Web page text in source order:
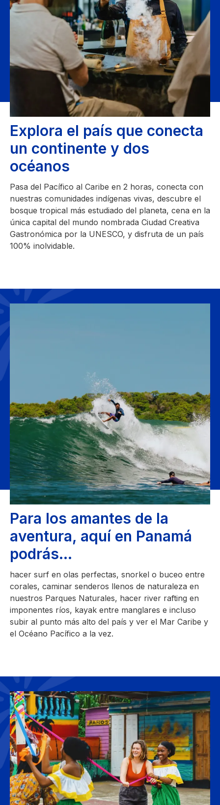
Explora el país que conecta
un continente y dos
océanos
Pasa del Pacífico al Caribe en 2 horas, conecta con
nuestras comunidades indígenas vivas, descubre el
bosque tropical más estudiado del planeta, cena en la
única capital del mundo nombrada Ciudad Creativa
Gastronómica por la UNESCO, y disfruta de un país
100% inolvidable.
Para los amantes de la
aventura, aquí en Panamá
podrás...
hacer surf en olas perfectas, snorkel o buceo entre
corales, caminar senderos llenos de naturaleza en
nuestros Parques Naturales, hacer river rafting en
imponentes ríos, kayak entre manglares e incluso
subir al punto más alto del país y ver el Mar Caribe y
el Océano Pacífico a la vez.